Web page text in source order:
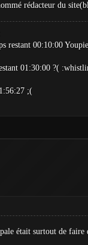
rédacteur du
restant 00:10:00
01:30:00 ?(
;(
était surtout de